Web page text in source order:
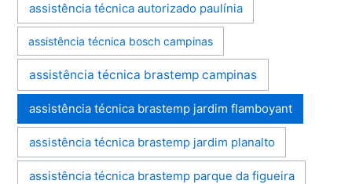
assistência técnica autorizado paulínia
assistência técnica bosch campinas
assistência técnica brastemp campinas
assistência técnica brastemp jardim flamboyant
assistência técnica brastemp jardim planalto
assistência técnica brastemp parque da figueira